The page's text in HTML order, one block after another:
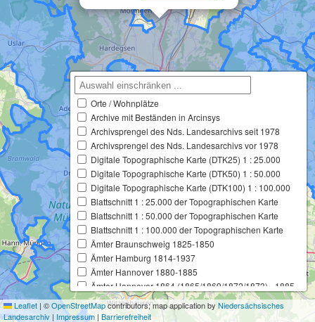
Orte / Wohnplätze
Archive mit Beständen in Arcinsys
Archivsprengel des Nds. Landesarchivs seit 1978
Archivsprengel des Nds. Landesarchivs vor 1978
Digitale Topographische Karte (DTK25) 1 : 25.000
Digitale Topographische Karte (DTK50) 1 : 50.000
Digitale Topographische Karte (DTK100) 1 : 100.000
Blattschnitt 1 : 25.000 der Topographischen Karte
Blattschnitt 1 : 50.000 der Topographischen Karte
Blattschnitt 1 : 100.000 der Topographischen Karte
Ämter Braunschweig 1825-1850
Ämter Hamburg 1814-1937
Ämter Hannover 1880-1885
Ämter Hannover 1864 (1865/1869/1872/1873) - 1885
Ämter Hannover 1859-1885
Ämter Hannover 1859 (1865) - 1880
Leaflet | ©OpenStreetMapcontributors; map application by Niedersächsisches
Landesarchiv | Impressum | Barrierefreiheit